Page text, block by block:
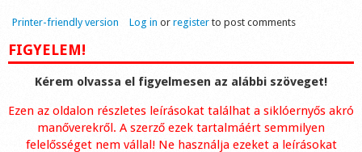
Printer-friendly version Log in or register to post comments
FIGYELEM!
Kérem olvassa el figyelmesen az alábbi szöveget!
Ezen az oldalon részletes leírásokat találhat a siklóernyős akró
manőverekről. A szerző ezek tartalmáért semmilyen
felelősséget nem vállal! Ne használja ezeket a leírásokat